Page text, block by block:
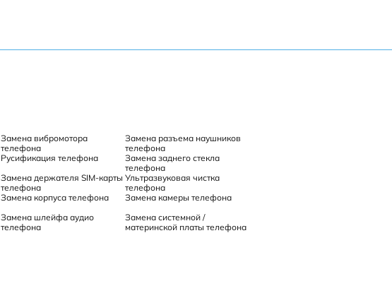
Замена вибромотора
телефона
Замена разъема наушников
телефона
Русификация телефона
Замена заднего стекла
телефона
Замена держателя SIM-карты
телефона
Ультразвуковая чистка
телефона
Замена корпуса телефона
Замена камеры телефона
Замена шлейфа аудио
телефона
Замена системной /
материнской платы телефона